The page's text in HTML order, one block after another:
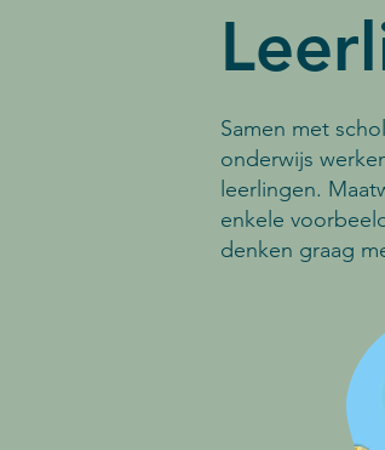
Samen met
onderwijs
leerlingen.
enkele
denken graag